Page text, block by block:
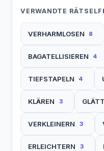
VERWANDTE
VERHARMLOSEN 8
BAGATELLISIEREN 4
TIEFSTAPELN 4
KLÄREN 3
VERKLEINERN 3
ERLEICHTERN 3